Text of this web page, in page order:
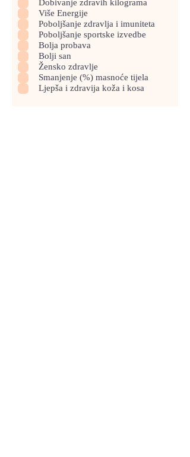
e
n
o
Dobivanje zdravih kilograma
Više Energije
Poboljšanje zdravlja i imuniteta
Poboljšanje sportske izvedbe
Bolja probava
Bolji san
Žensko zdravlje
Smanjenje (%) masnoće tijela
Ljepša i zdravija koža i kosa